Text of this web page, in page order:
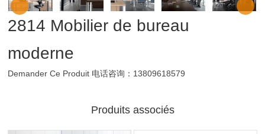
2814 Mobilier de bureau
moderne
Demander Ce Produit 电话咨询：13809618579
Produits associés